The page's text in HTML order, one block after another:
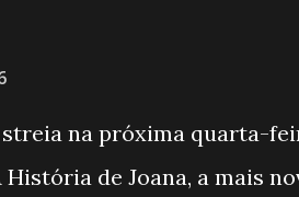
na próxima quarta-
História de Joana, a mais